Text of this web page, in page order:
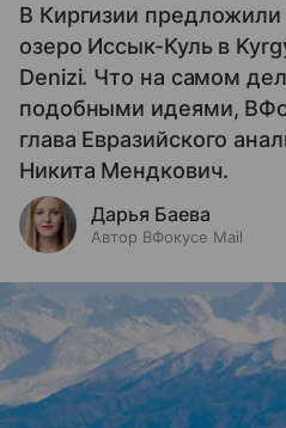
В Киргизии
озеро Иссык-Куль в
Denizi. Что на самом
подобными идеями,
глава Евразийского
Никита Мендкович.
Дарья Баева
Автор ВФокусе Mail